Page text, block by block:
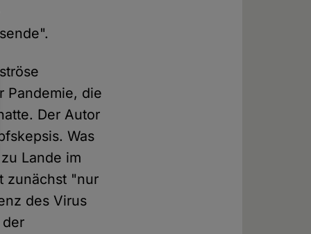
Pandemie, die
Der Autor
Was
Lande im
zunächst "nur
des Virus